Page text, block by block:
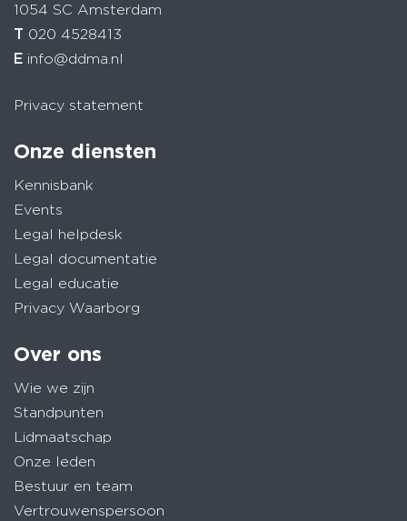
1054 SC Amsterdam
T 020 4528413
E info@ddma.nl
Privacy statement
Onze diensten
Kennisbank
Events
Legal helpdesk
Legal documentatie
Legal educatie
Privacy Waarborg
Over ons
Wie we zijn
Standpunten
Lidmaatschap
Onze leden
Bestuur en team
Vertrouwenspersoon